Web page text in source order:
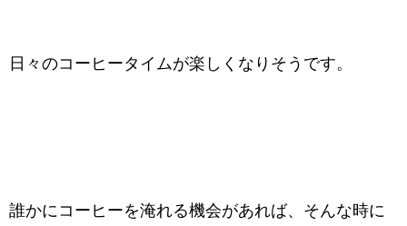
日々のコーヒータイムが楽しくなりそうです。
誰かにコーヒーを淹れる機会があれば、そんな時に